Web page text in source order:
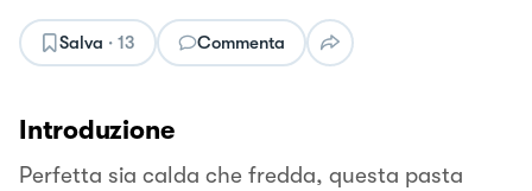
Salva · 13 Commenta
Introduzione
Perfetta sia calda che fredda, questa pasta